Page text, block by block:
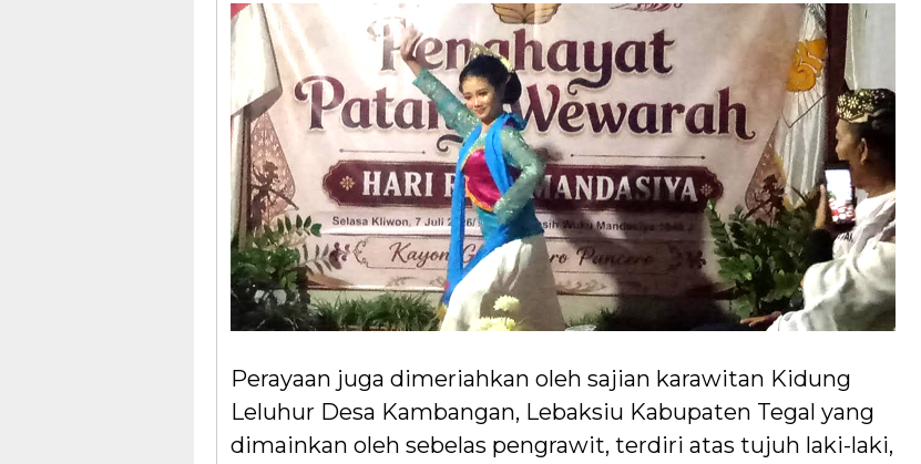
Perayaan juga dimeriahkan oleh sajian karawitan Kidung
Leluhur Desa Kambangan, Lebaksiu Kabupaten Tegal yang
dimainkan oleh sebelas pengrawit, terdiri atas tujuh laki-laki,